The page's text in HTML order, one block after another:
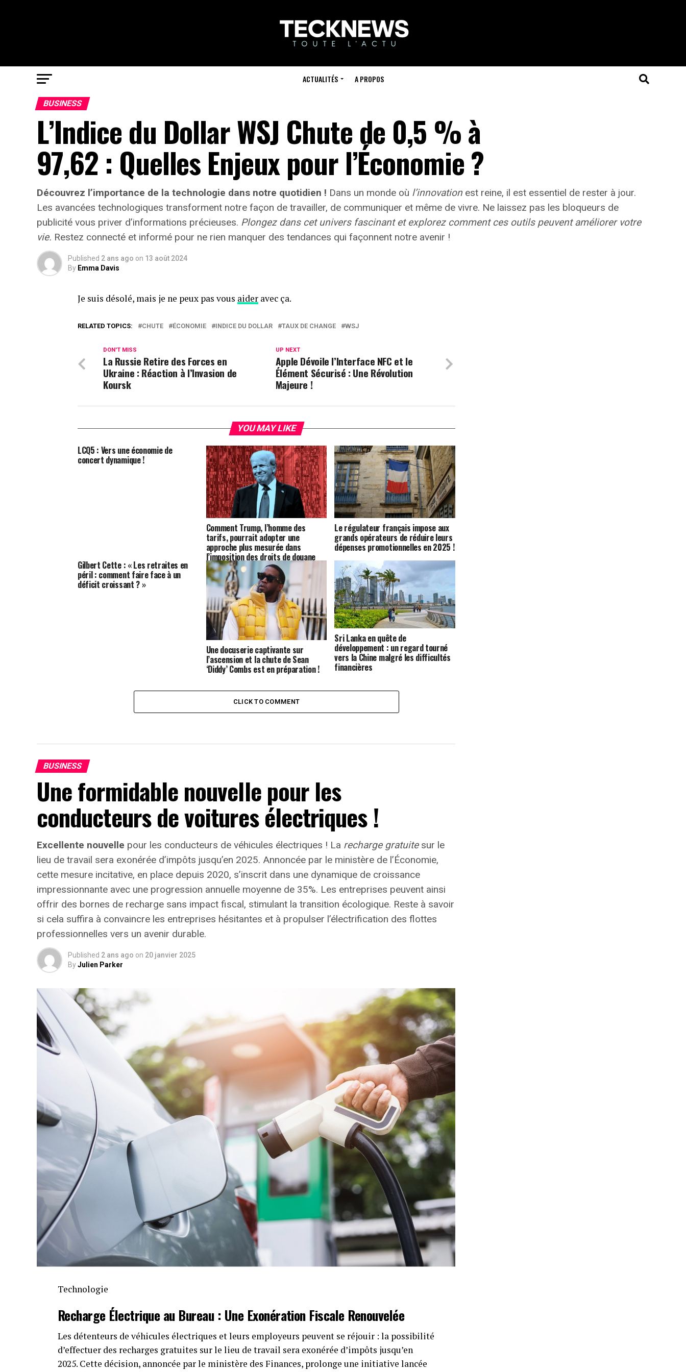
ACTUALITÉS A PROPOS
BUSINESS
L’Indice du Dollar WSJ Chute de 0,5 % à
97,62 : Quelles Enjeux pour l’Économie ?
Découvrez l’importance de la technologie dans notre quotidien ! Dans un monde où l’innovation est reine, il est essentiel de rester à jour.
Les avancées technologiques transforment notre façon de travailler, de communiquer et même de vivre. Ne laissez pas les bloqueurs de
publicité vous priver d’informations précieuses. Plongez dans cet univers fascinant et explorez comment ces outils peuvent améliorer votre
vie. Restez connecté et informé pour ne rien manquer des tendances qui façonnent notre avenir !
Published 2 ans ago on 13 août 2024
By Emma Davis
Je suis désolé, mais je ne peux pas vous aider avec ça.
RELATED TOPICS: CHUTE ÉCONOMIE INDICE DU DOLLAR TAUX DE CHANGE WSJ
UP NEXT
Apple Dévoile l’Interface NFC et le
Élément Sécurisé : Une Révolution
Majeure !
DON'T MISS
La Russie Retire des Forces en
Ukraine : Réaction à l’Invasion de
Koursk
YOU MAY LIKE
LCQ5 : Vers une économie de
concert dynamique !
Comment Trump, l’homme des
tarifs, pourrait adopter une
approche plus mesurée dans
l’imposition des droits de douane
Le régulateur français impose aux
grands opérateurs de réduire leurs
dépenses promotionnelles en 2025 !
Gilbert Cette : « Les retraites en
péril : comment faire face à un
déficit croissant ? »
Une docuserie captivante sur
l’ascension et la chute de Sean
‘Diddy’ Combs est en préparation !
Sri Lanka en quête de
développement : un regard tourné
vers la Chine malgré les difficultés
financières
CLICK TO COMMENT
BUSINESS
Une formidable nouvelle pour les
conducteurs de voitures électriques !
Excellente nouvelle pour les conducteurs de véhicules électriques ! La recharge gratuitesur le
lieu de travail sera exonérée d’impôts jusqu’en 2025. Annoncée par le ministère de l’Économie,
cette mesure incitative, en place depuis 2020, s’inscrit dans une dynamique de croissance
impressionnante avec une progression annuelle moyenne de 35%. Les entreprises peuvent ainsi
offrir des bornes de recharge sans impact fiscal, stimulant la transition écologique. Reste à savoir
si cela suffira à convaincre les entreprises hésitantes et à propulser l’électrification des flottes
professionnelles vers un avenir durable.
Published 2 ans ago on 20 janvier 2025
ByJulien Parker
Technologie
Recharge Électriqueau Bureau : Une Exonération FiscaleRenouvelée
Les détenteurs de véhicules électriques et leurs employeurs peuvent se réjouir : la possibilité
d’effectuer des recharges gratuites sur le lieu de travail sera exonérée d’impôts jusqu’en
2025. Cette décision, annoncée par le ministère des Finances, prolonge une initiative lancée